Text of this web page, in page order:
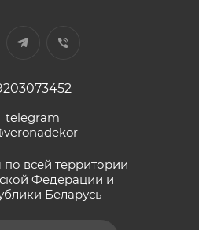
telegram
всей территории
Федерации и
Беларусь